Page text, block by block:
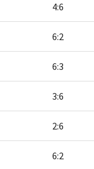
4:6
6:2
6:3
3:6
2:6
6:2